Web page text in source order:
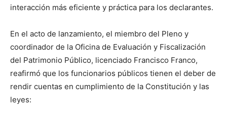
interacción más eficiente y práctica para los declarantes.
En el acto de lanzamiento, el miembro del Pleno y
coordinador de la Oficina de Evaluación y Fiscalización
del Patrimonio Público, licenciado Francisco Franco,
reafirmó que los funcionarios públicos tienen el deber de
rendir cuentas en cumplimiento de la Constitución y las
leyes: